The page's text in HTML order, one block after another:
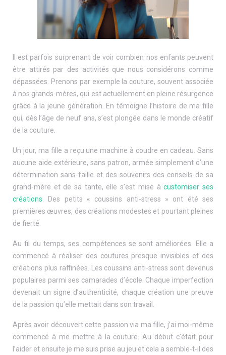
Il est parfois surprenant de voir combien nos enfants peuvent
être attirés par des activités que nous considérons comme
dépassées. Prenons par exemple la couture, souvent associée
à nos grands-mères, qui est actuellement en pleine résurgence
grâce à la jeune génération. En témoigne l’histoire de ma fille
qui, dès l’âge de neuf ans, s’est plongée dans le monde créatif
de la couture.
Un jour, ma fille a reçu une machine à coudre en cadeau. Sans
aucune aide extérieure, sans patron, armée simplement d’une
détermination sans faille et des souvenirs des conseils de sa
grand-mère et de sa tante, elle s’est mise àcustomiser ses
créations . Des petits « coussins anti-stress » ont été ses
premières œuvres, des créations modestes et pourtant pleines
de fierté.
Au fil du temps, ses compétences se sont améliorées. Elle a
commencé à réaliser des coutures presque invisibles et des
créations plus raffinées. Les coussins anti-stress sont devenus
populaires parmi ses camarades d’école. Chaque imperfection
devenait un signe d’authenticité, chaque création une preuve
de la passion qu’elle mettait dans son travail.
Après avoir découvert cette passion via ma fille, j’ai moi-même
commencé à me mettre à la couture. Au début c’était pour
l’aider et ensuite je me suis prise au jeu et cela a semble-t-il des